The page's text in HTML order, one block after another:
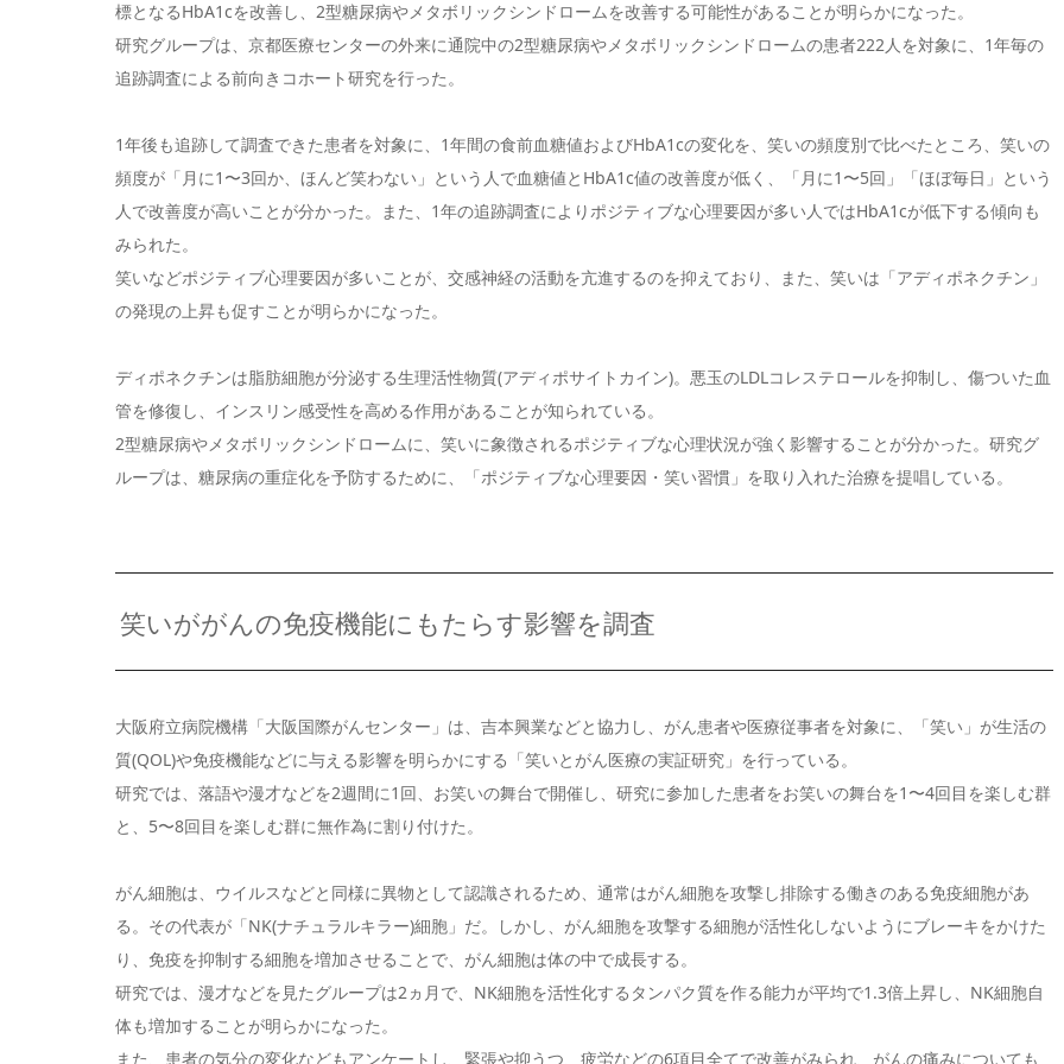
標となるHbA1cを改善し、2型糖尿病やメタボリックシンドロームを改善する可能性があることが明らかになった。
研究グループは、京都医療センターの外来に通院中の2型糖尿病やメタボリックシンドロームの患者222人を対象に、1年毎の
追跡調査による前向きコホート研究を行った。
1年後も追跡して調査できた患者を対象に、1年間の食前血糖値およびHbA1cの変化を、笑いの頻度別で比べたところ、笑いの
頻度が「月に1〜3回か、ほんど笑わない」という人で血糖値とHbA1c値の改善度が低く、「月に1〜5回」「ほぼ毎日」という
人で改善度が高いことが分かった。また、1年の追跡調査によりポジティブな心理要因が多い人ではHbA1cが低下する傾向も
みられた。
笑いなどポジティブ心理要因が多いことが、交感神経の活動を亢進するのを抑えており、また、笑いは「アディポネクチン」
の発現の上昇も促すことが明らかになった。
ディポネクチンは脂肪細胞が分泌する生理活性物質(アディポサイトカイン)。悪玉のLDLコレステロールを抑制し、傷ついた血
管を修復し、インスリン感受性を高める作用があることが知られている。
2型糖尿病やメタボリックシンドロームに、笑いに象徴されるポジティブな心理状況が強く影響することが分かった。研究グ
ループは、糖尿病の重症化を予防するために、「ポジティブな心理要因・笑い習慣」を取り入れた治療を提唱している。
笑いががんの免疫機能にもたらす影響を調査
大阪府立病院機構「大阪国際がんセンター」は、吉本興業などと協力し、がん患者や医療従事者を対象に、「笑い」が生活の
質(QOL)や免疫機能などに与える影響を明らかにする「笑いとがん医療の実証研究」を行っている。
研究では、落語や漫才などを2週間に1回、お笑いの舞台で開催し、研究に参加した患者をお笑いの舞台を1〜4回目を楽しむ群
と、5〜8回目を楽しむ群に無作為に割り付けた。
がん細胞は、ウイルスなどと同様に異物として認識されるため、通常はがん細胞を攻撃し排除する働きのある免疫細胞があ
る。その代表が「NK(ナチュラルキラー)細胞」だ。しかし、がん細胞を攻撃する細胞が活性化しないようにブレーキをかけた
り、免疫を抑制する細胞を増加させることで、がん細胞は体の中で成長する。
研究では、漫才などを見たグループは2ヵ月で、NK細胞を活性化するタンパク質を作る能力が平均で1.3倍上昇し、NK細胞自
体も増加することが明らかになった。
また、患者の気分の変化などもアンケートし、緊張や抑うつ、疲労などの6項目全てで改善がみられ、がんの痛みについても